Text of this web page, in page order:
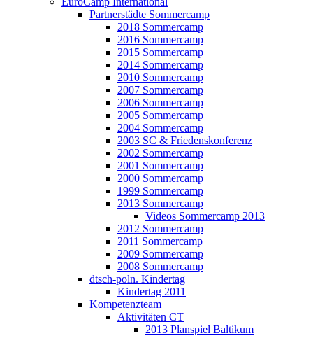
Partnerstädte Sommercamp
2018 Sommercamp
2016 Sommercamp
2015 Sommercamp
2014 Sommercamp
2010 Sommercamp
2007 Sommercamp
2006 Sommercamp
2005 Sommercamp
2004 Sommercamp
2003 SC & Friedenskonferenz
2002 Sommercamp
2001 Sommercamp
2000 Sommercamp
1999 Sommercamp
2013 Sommercamp
Videos Sommercamp 2013
2012 Sommercamp
2011 Sommercamp
2009 Sommercamp
2008 Sommercamp
dtsch-poln. Kindertag
Kindertag 2011
Kompetenzteam
Aktivitäten CT
2013 Planspiel Baltikum